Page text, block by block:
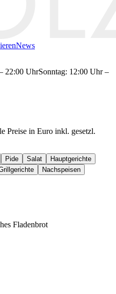
News
22:00 UhrSonntag: 12:00 Uhr –
Preise in Euro inkl. gesetzl.
Pide Salat
Hauptgerichte
Nachspeisen
Fladenbrot